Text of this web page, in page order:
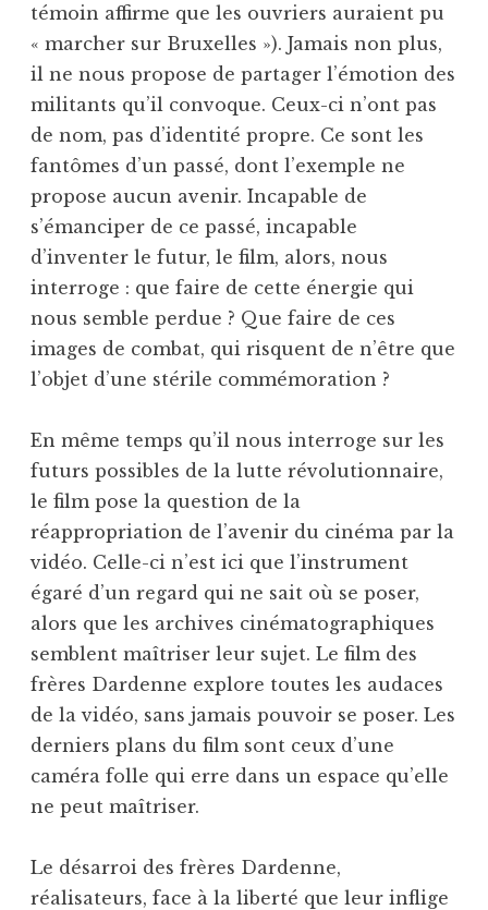
témoin affirme que les ouvriers auraient pu
« marcher sur Bruxelles »). Jamais non plus,
il ne nous propose de partager l’émotion des
militants qu’il convoque. Ceux-ci n’ont pas
de nom, pas d’identité propre. Ce sont les
fantômes d’un passé, dont l’exemple ne
propose aucun avenir. Incapable de
s’émanciper de ce passé, incapable
d’inventer le futur, le film, alors, nous
interroge : que faire de cette énergie qui
nous semble perdue ? Que faire de ces
images de combat, qui risquent de n’être que
l’objet d’une stérile commémoration ?
En même temps qu’il nous interroge sur les
futurs possibles de la lutte révolutionnaire,
le film pose la question de la
réappropriation de l’avenir du cinéma par la
vidéo. Celle-ci n’est ici que l’instrument
égaré d’un regard qui ne sait où se poser,
alors que les archives cinématographiques
semblent maîtriser leur sujet. Le film des
frères Dardenne explore toutes les audaces
de la vidéo, sans jamais pouvoir se poser. Les
derniers plans du film sont ceux d’une
caméra folle qui erre dans un espace qu’elle
ne peut maîtriser.
Le désarroi des frères Dardenne,
réalisateurs, face à la liberté que leur inflige